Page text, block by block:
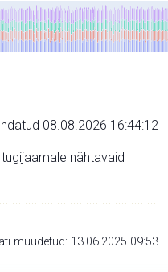
08.08.2026 16:44:12
nähtavaid
muudetud: 13.06.2025 09:53